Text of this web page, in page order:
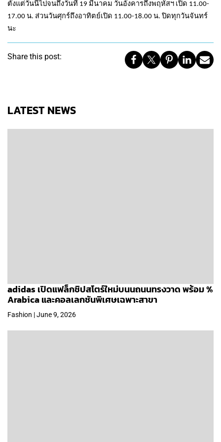
ตั้งแต่วันนี้ไปจนถึงวันที่ 19 มีนาคม วันอังคารถึงพฤหัสฯ เปิด 11.00-
17.00 น. ส่วนวันศุกร์ถึงอาทิตย์เปิด 11.00-18.00 น. ปิดทุกวันจันทร์
นะ
Share this post:
LATEST NEWS
adidas เปิดแฟล็กชิปสโตร์ใหม่บนนถนนทรงวาด พร้อม %
Arabica และคอลเลกชันพิเศษเฉพาะสาขา
Fashion | June 9, 2026